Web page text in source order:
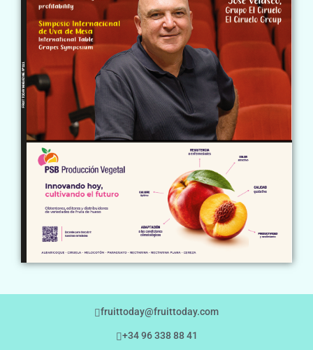
fruittoday@fruittoday.com
+34 96 338 88 41